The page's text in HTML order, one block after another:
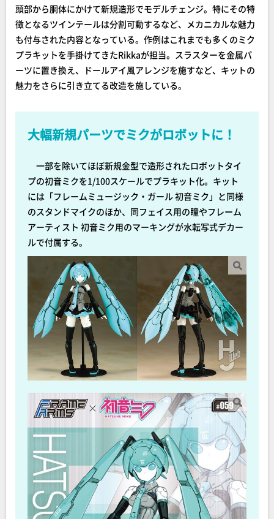
頭部から胴体にかけて新規造形でモデルチェンジ。特にその特
徴となるツインテールは分割可動するなど、メカニカルな魅力
も付与された内容となっている。作例はこれまでも多くのミク
プラキットを手掛けてきたRikkaが担当。スラスターを金属パ
ーツに置き換え、ドールアイ風アレンジを施すなど、キットの
魅力をさらに引き立てる改造を施している。
大幅新規パーツでミクがロボットに！
一部を除いてほぼ新規金型で造形されたロボットタイ
プの初音ミクを1/100スケールでプラキット化。キット
には「フレームミュージック・ガール 初音ミク」と同様
のスタンドマイクのほか、同フェイス用の瞳やフレーム
アーティスト 初音ミク用のマーキングが水転写式デカー
ルで付属する。